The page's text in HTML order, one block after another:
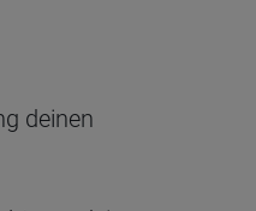
deinen